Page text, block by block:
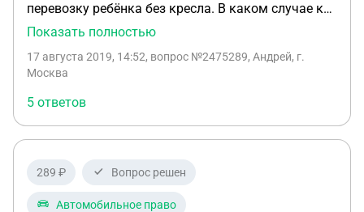
перевозку ребёнка без кресла. В каком случае к
ответственности по ч 3 ст.12.23 коап
является собственником этого автомобиля?
Показать полностью
17 августа 2019, 14:52, вопрос №2475289, Андрей, г.
Москва
5 ответов
289 ₽ Вопрос решен
Автомобильное право